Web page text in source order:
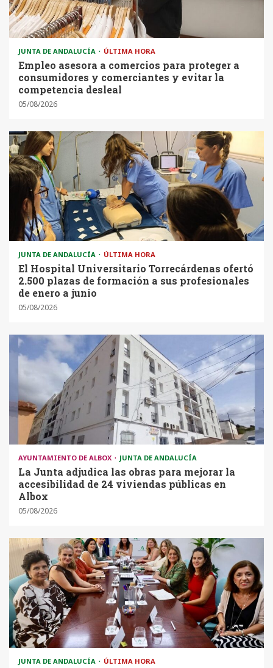
JUNTA DE ANDALUCÍA ÚLTIMA HORA
Empleo asesora a comercios para proteger a
consumidores y comerciantes y evitar la
competencia desleal
05/08/2026
JUNTA DE ANDALUCÍA ÚLTIMA HORA
El Hospital Universitario Torrecárdenas ofertó
2.500 plazas de formación a sus profesionales
de enero a junio
05/08/2026
AYUNTAMIENTO DE ALBOX JUNTA DE ANDALUCÍA
La Junta adjudica las obras para mejorar la
accesibilidad de 24 viviendas públicas en
Albox
05/08/2026
JUNTA DE ANDALUCÍA ÚLTIMA HORA